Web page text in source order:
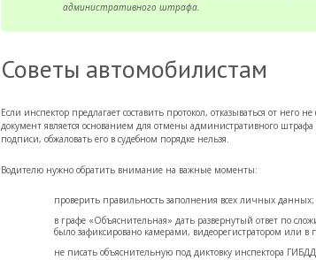
административного штрафа.
Советы автомобилистам
Если инспектор предлагает составить протокол, отказываться от него
документ является основанием для отмены административного
подписи, обжаловать его в судебном порядке нельзя.
Водителю нужно обратить внимание на важные моменты:
проверить правильность заполнения всех личных данных;
в графе «Объяснительная» дать развернутый ответ по
было зафиксировано камерами, видеорегистратором или в
не писать объяснительную под диктовку инспектора